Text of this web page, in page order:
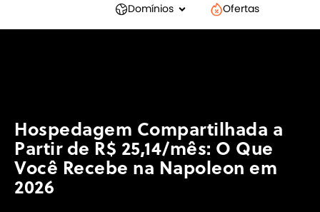
Domínios
Ofertas
Hospedagem Compartilhada a
Partir de R$ 25,14/mês: O Que
Você Recebe na Napoleon em
2026